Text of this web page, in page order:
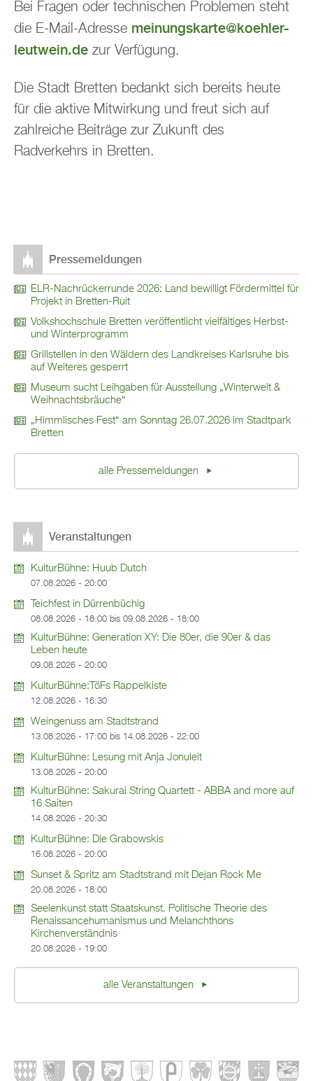
Bei Fragen oder technischen Problemen steht
die E-Mail-Adresse meinungskarte@koehler-
leutwein.de zur Verfügung.
Die Stadt Bretten bedankt sich bereits heute
für die aktive Mitwirkung und freut sich auf
zahlreiche Beiträge zur Zukunft des
Radverkehrs in Bretten.
Pressemeldungen
ELR-Nachrückerrunde 2026: Land bewilligt Fördermittel für
Projekt in Bretten-Ruit
Volkshochschule Bretten veröffentlicht vielfältiges Herbst-
und Winterprogramm
Grillstellen in den Wäldern des Landkreises Karlsruhe bis
auf Weiteres gesperrt
Museum sucht Leihgaben für Ausstellung „Winterwelt &
Weihnachtsbräuche“
„Himmlisches Fest“ am Sonntag 26.07.2026 im Stadtpark
Bretten
alle Pressemeldungen
Veranstaltungen
KulturBühne: Huub Dutch
07.08.2026 - 20:00
Teichfest in Dürrenbüchig
08.08.2026 - 18:00 bis 09.08.2026 - 18:00
KulturBühne: Generation XY: Die 80er, die 90er & das
Leben heute
09.08.2026 - 20:00
KulturBühne:TöFs Rappelkiste
12.08.2026 - 16:30
Weingenuss am Stadtstrand
13.08.2026 - 17:00 bis 14.08.2026 - 22:00
KulturBühne: Lesung mit Anja Jonuleit
13.08.2026 - 20:00
KulturBühne: Sakurai String Quartett - ABBA and more auf
16 Saiten
14.08.2026 - 20:30
KulturBühne: Die Grabowskis
16.08.2026 - 20:00
Sunset & Spritz am Stadtstrand mit Dejan Rock Me
20.08.2026 - 18:00
Seelenkunst statt Staatskunst. Politische Theorie des
Renaissancehumanismus und Melanchthons
Kirchenverständnis
20.08.2026 - 19:00
alle Veranstaltungen